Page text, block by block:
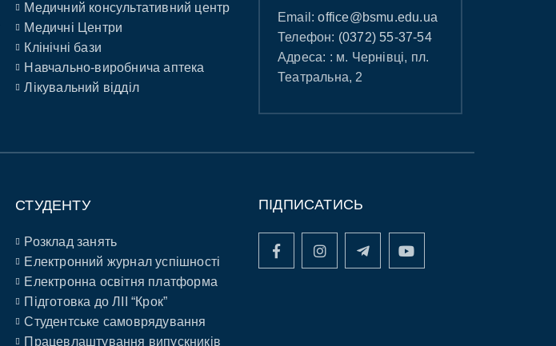
Медичний консультативний центр
Медичні Центри
Клінічні бази
Навчально-виробнича аптека
Лікувальний відділ
Email:office@bsmu.edu.ua
Телефон: (0372) 55-37-54
Адреса: : м. Чернівці, пл.
Театральна, 2
СТУДЕНТУ
Розклад занять
Електронний журнал успішності
Електронна освітня платформа
Підготовка до ЛІІ “Крок”
Студентське самоврядування
Працевлаштування випускників
ПІДПИСАТИСЬ